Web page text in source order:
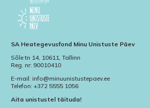
SA Heategevusfond Minu Unistuste Päev
Sõle tn 14, 10611, Tallinn
Reg. nr: 90010410
E-mail: info@minuunistustepaev.ee
Telefon: +372 5555 1056
Aita unistustel täituda!